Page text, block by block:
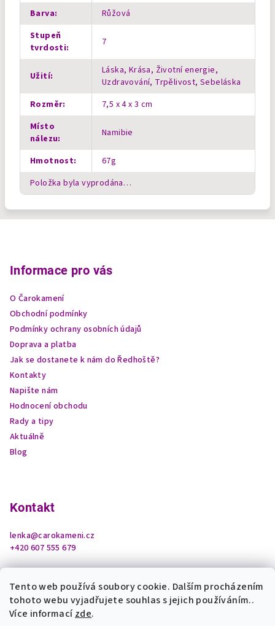
Tento web používá soubory cookie. Dalším procházením
tohoto webu vyjadřujete souhlas s jejich používáním..
Více informacízde.
Barva:
Růžová
Stupeň
tvrdosti: 7
Užití:
Láska, Krása, Životní energie,
Uzdravování, Trpělivost, Sebeláska
Rozměr:
7,5 x 4 x 3 cm
Místo
nálezu: Namibie
Hmotnost:
67g
Položka byla vyprodána…
Informace pro vás
O Čarokamení
Obchodní podmínky
Podmínky ochrany osobních údajů
Doprava a platba
Jak se dostanete k nám do Ředhoště?
Kontakty
Napište nám
Hodnocení obchodu
Rady a tipy
Aktuálně
Blog
Kontakt
lenka@carokameni.cz
+420 607 555 679